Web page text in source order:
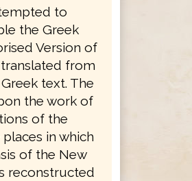
to
the Greek
Version of
translated from
text. The
the work of
of the
in which
of the New
reconstructed